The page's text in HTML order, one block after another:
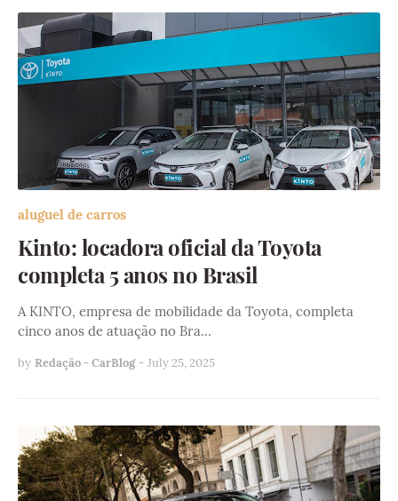
aluguel de carros
Kinto: locadora oficial da Toyota
completa 5 anos no Brasil
A KINTO, empresa de mobilidade da Toyota, completa
cinco anos de atuação no Bra…
by Redação - CarBlog - July 25, 2025